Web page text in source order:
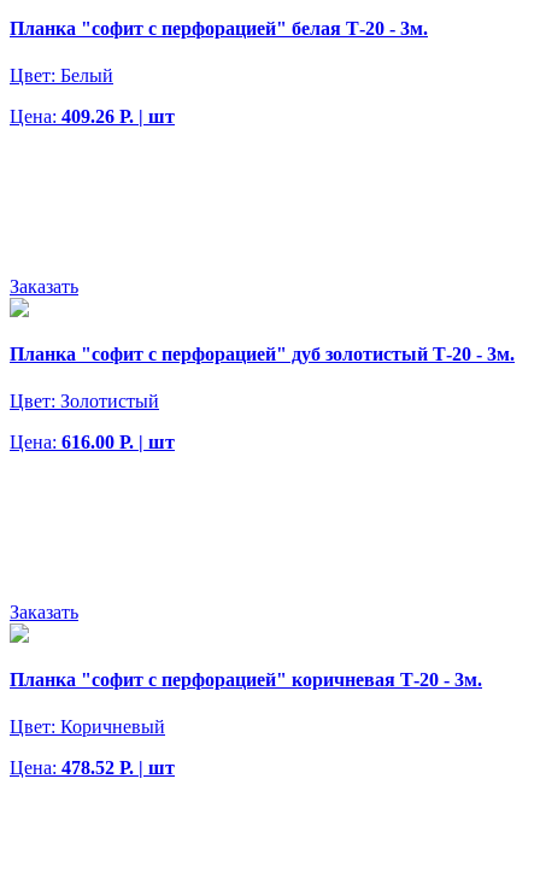
Планка "софит с перфорацией" белая Т-20 - 3м.
Цвет: Белый
Цена: 409.26 Р. | шт
Заказать
Планка "софит с перфорацией" дуб золотистый Т-20 - 3м.
Цвет: Золотистый
Цена: 616.00 Р. | шт
Заказать
Планка "софит с перфорацией" коричневая Т-20 - 3м.
Цвет: Коричневый
Цена: 478.52 Р. | шт